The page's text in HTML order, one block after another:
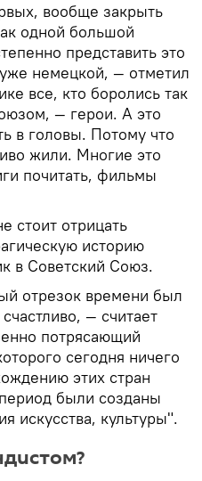
вообще закрыть
одной большой
представить это
немецкой, — отметил
все, кто боролись так
— герои. А это
в головы. Потому что
жили. Многие это
почитать, фильмы
стоит отрицать
историю
в Советский Союз.
отрезок времени был
— считает
потрясающий
сегодня ничего
этих стран
были созданы
искусства, культуры".